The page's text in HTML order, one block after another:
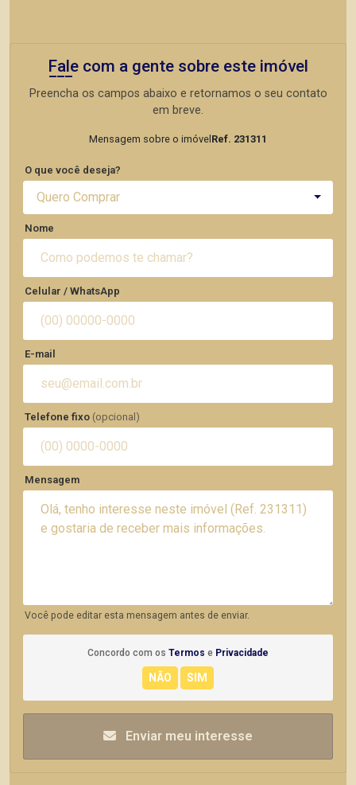
Fale com a gente sobre este imóvel
Preencha os campos abaixo e retornamos o seu contato
em breve.
Mensagem sobre o imóvel Ref. 231311
O que você deseja?
Quero Comprar
Nome
Celular / WhatsApp
E-mail
Telefone fixo (opcional)
Mensagem
Você pode editar esta mensagem antes de enviar.
Concordo com os Termos e Privacidade
Enviar meu interesse